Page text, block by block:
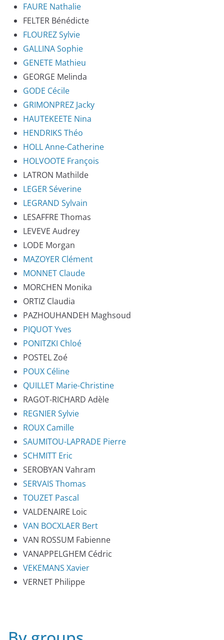
FAURE Nathalie
FELTER Bénédicte
FLOUREZ Sylvie
GALLINA Sophie
GENETE Mathieu
GEORGE Melinda
GODE Cécile
GRIMONPREZ Jacky
HAUTEKEETE Nina
HENDRIKS Théo
HOLL Anne-Catherine
HOLVOOTE François
LATRON Mathilde
LEGER Séverine
LEGRAND Sylvain
LESAFFRE Thomas
LEVEVE Audrey
LODE Morgan
MAZOYER Clément
MONNET Claude
MORCHEN Monika
ORTIZ Claudia
PAZHOUHANDEH Maghsoud
PIQUOT Yves
PONITZKI Chloé
POSTEL Zoé
POUX Céline
QUILLET Marie-Christine
RAGOT-RICHARD Adèle
REGNIER Sylvie
ROUX Camille
SAUMITOU-LAPRADE Pierre
SCHMITT Eric
SEROBYAN Vahram
SERVAIS Thomas
TOUZET Pascal
VALDENAIRE Loic
VAN BOCXLAER Bert
VAN ROSSUM Fabienne
VANAPPELGHEM Cédric
VEKEMANS Xavier
VERNET Philippe